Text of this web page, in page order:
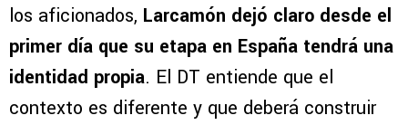
los aficionados, Larcamón dejó claro desde el
primer día que su etapa en España tendrá una
identidad propia. El DT entiende que el
contexto es diferente y que deberá construir